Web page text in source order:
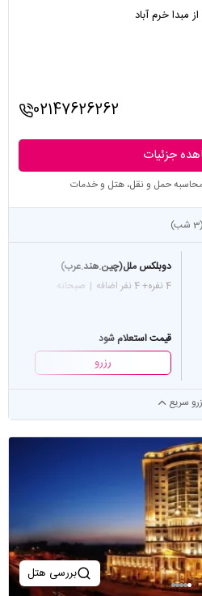
از مبدا خرم آباد
02147626262
جزئیات
محاسبه حمل و نقل، هتل و خدمات
دوبلکس ملل(چین.هند.عرب)
4 نفره
+ 4 نفر اضافه | صبحانه
قیمت استعلام شود
رزرو
سریع
بررسی هتل